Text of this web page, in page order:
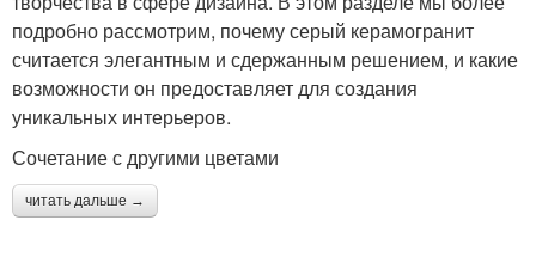
подробно рассмотрим, почему серый керамогранит
считается элегантным и сдержанным решением, и какие
возможности он предоставляет для создания
уникальных интерьеров.
Сочетание с другими цветами
читать дальше →